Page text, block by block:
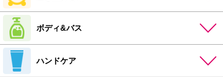
ボディ&バス
ハンドケア